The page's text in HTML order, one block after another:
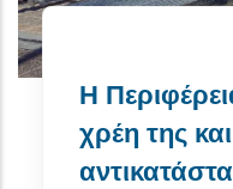
Η
χρέη της